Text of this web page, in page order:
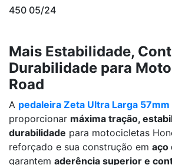
450 05/24
Mais Estabilidade,
Durabilidade para
Road
A pedaleira Zeta Ultra Larga 57mm
proporcionar máxima tração,
durabilidade para motocicletas
reforçado e sua construção em aço
garantem aderência superior e